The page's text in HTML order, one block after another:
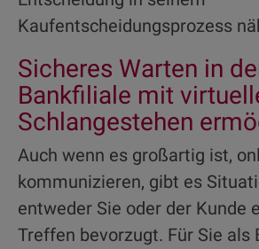
Kaufentscheidungsprozess
Sicheres Warten in
Bankfiliale mit
Schlangestehen
Auch wenn es großartig ist,
kommunizieren, gibt es
entweder Sie oder der Kunde
Treffen bevorzugt. Für Sie als